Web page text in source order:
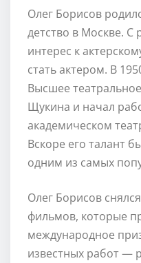
Олег Борисов
детство в Москве. С
интерес к
стать актером. В
Высшее
Щукина и начал
академическом
Вскоре его талант
одним из самых
Олег Борисов
фильмов, которые
международное
известных работ —